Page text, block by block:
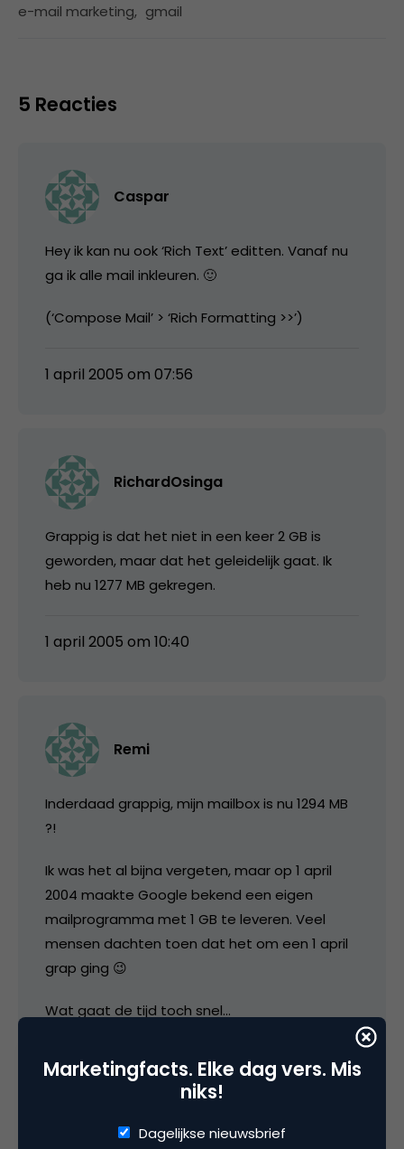
e-mail marketing, gmail
5 Reacties
Caspar
Hey ik kan nu ook ‘Rich Text’ editten. Vanaf nu
ga ik alle mail inkleuren. 🙂
(‘Compose Mail’ > ‘Rich Formatting >>’)
1 april 2005 om 07:56
RichardOsinga
Grappig is dat het niet in een keer 2 GB is
geworden, maar dat het geleidelijk gaat. Ik
heb nu 1277 MB gekregen.
1 april 2005 om 10:40
Remi
Inderdaad grappig, mijn mailbox is nu 1294 MB
?!
Ik was het al bijna vergeten, maar op 1 april
2004 maakte Google bekend een eigen
mailprogramma met 1 GB te leveren. Veel
mensen dachten toen dat het om een 1 april
grap ging 😉
Wat gaat de tijd toch snel…
1 april 2005 om 11:07
Marketingfacts. Elke dag vers. Mis
niks!
Dagelijkse nieuwsbrief